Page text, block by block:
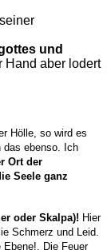
und
Hand aber lodert
Hölle, so wird es
das ebenso. Ich
Ort der
Seele ganz
oder Skalpa)! Hier
Schmerz und Leid.
Die Feuer